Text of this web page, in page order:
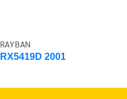
RAYBAN
RX5419D 2001